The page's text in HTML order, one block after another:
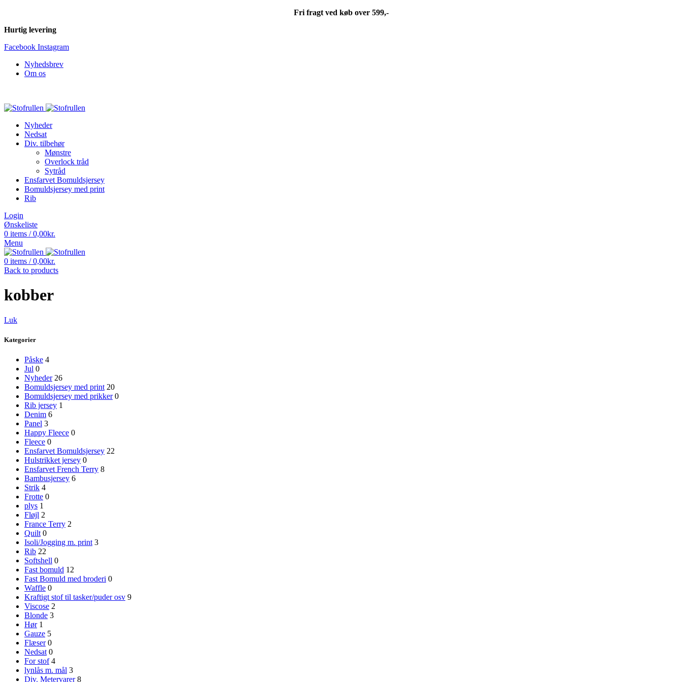
Fri fragt ved køb over 599,-
Hurtig levering
Facebook Instagram
Nyhedsbrev
Om os
Nyheder
Nedsat
Div. tilbehør
Mønstre
Overlock tråd
Sytråd
Ensfarvet Bomuldsjersey
Bomuldsjersey med print
Rib
Login
Ønskeliste
0 items / 0,00kr.
Menu
0 items / 0,00kr.
Back to products
kobber
Luk
Kategorier
Påske 4
Jul 0
Nyheder 26
Bomuldsjersey med print 20
Bomuldsjersey med prikker 0
Rib jersey 1
Denim 6
Panel 3
Happy Fleece 0
Fleece 0
Ensfarvet Bomuldsjersey 22
Hulstrikket jersey 0
Ensfarvet French Terry 8
Bambusjersey 6
Strik 4
Frotte 0
plys 1
Fløjl 2
France Terry 2
Quilt 0
Isoli/Jogging m. print 3
Rib 22
Softshell 0
Fast bomuld 12
Fast Bomuld med broderi 0
Waffle 0
Kraftigt stof til tasker/puder osv 9
Viscose 2
Blonde 3
Hør 1
Gauze 5
Flæser 0
Nedsat 0
For stof 4
lynlås m. mål 3
Div. Metervarer 8